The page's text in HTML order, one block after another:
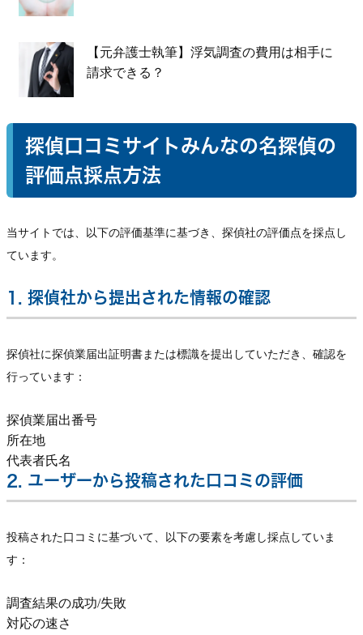
【元弁護士執筆】浮気調査の費用は相手に
請求できる？
探偵口コミサイトみんなの名探偵の
評価点採点方法
当サイトでは、以下の評価基準に基づき、探偵社の評価点を採点し
ています。
1. 探偵社から提出された情報の確認
探偵社に探偵業届出証明書または標識を提出していただき、確認を
行っています：
探偵業届出番号
所在地
代表者氏名
2. ユーザーから投稿された口コミの評価
投稿された口コミに基づいて、以下の要素を考慮し採点していま
す：
調査結果の成功/失敗
対応の速さ